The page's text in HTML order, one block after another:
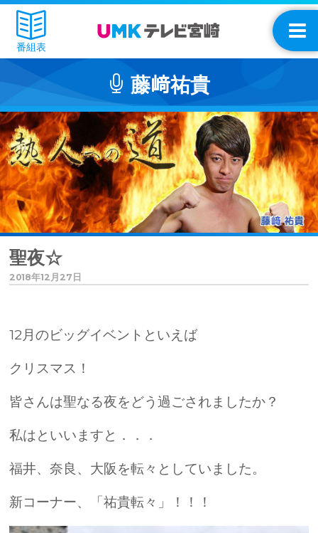
番組表
藤﨑祐貴
聖夜☆
2018年12月27日
12月のビッグイベントといえば
クリスマス！
皆さんは聖なる夜をどう過ごされましたか？
私はといいますと．．．
福井、奈良、大阪を転々としていました。
新コーナー、「祐貴転々」！！！